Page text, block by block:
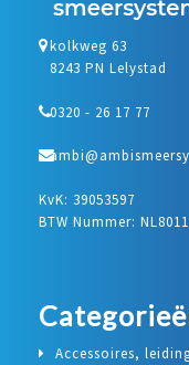
kolkweg 63
8243 PN Lelystad
0320 - 26 17 77
KvK: 39053597
BTW Nummer:
Accessoires,